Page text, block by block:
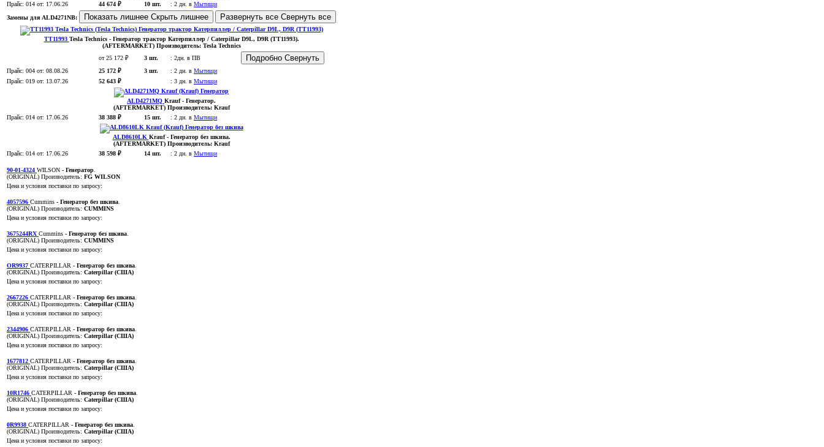
Прайс: 014 от: 17.06.26 44 674 ₽ 10 шт. : 2 дн. в Мытищи
Замены для ALD4271NB:
Показать лишнее Скрыть лишнее Развернуть все Свернуть все
TT11993 Tesla Technics - Генератор трактор Катерпиллер / Caterpillar D9L, D9R (TT11993).
(AFTERMARKET)Производитель: Tesla Technics
от 25 172 ₽
3 шт. : 2дн. в ПВ Подробно Свернуть
Прайс: 004 от: 08.08.26 25 172 ₽ 3 шт. : 2 дн. в Мытищи
Прайс: 019 от: 13.07.26 52 643 ₽ : 3 дн. в Мытищи
ALD4271MQ Krauf- Генератор.
(AFTERMARKET)Производитель: Krauf
Прайс: 014 от: 17.06.26 38 388 ₽ 15 шт. : 2 дн. в Мытищи
ALD8610LK Krauf- Генератор без шкива.
(AFTERMARKET)Производитель: Krauf
Прайс: 014 от: 17.06.26 38 598 ₽ 14 шт. : 2 дн. в Мытищи
90-01-4324 WILSON - Генератор.
(ORIGINAL) Производитель: FG WILSON
Цена и условия поставки по запросу:
4057596 Cummins - Генератор без шкива.
(ORIGINAL) Производитель: CUMMINS
Цена и условия поставки по запросу:
3675244RX Cummins - Генератор без шкива.
(ORIGINAL) Производитель: CUMMINS
Цена и условия поставки по запросу:
OR9937 CATERPILLAR - Генератор без шкива.
(ORIGINAL) Производитель: Caterpillar (США)
Цена и условия поставки по запросу:
2667226 CATERPILLAR - Генератор без шкива.
(ORIGINAL) Производитель: Caterpillar (США)
Цена и условия поставки по запросу:
2344906 CATERPILLAR - Генератор без шкива.
(ORIGINAL) Производитель: Caterpillar (США)
Цена и условия поставки по запросу:
1677812 CATERPILLAR - Генератор без шкива.
(ORIGINAL) Производитель: Caterpillar (США)
Цена и условия поставки по запросу:
10R1746 CATERPILLAR - Генератор без шкива.
(ORIGINAL) Производитель: Caterpillar (США)
Цена и условия поставки по запросу:
0R9938 CATERPILLAR - Генератор без шкива.
(ORIGINAL) Производитель: Caterpillar (США)
Цена и условия поставки по запросу: